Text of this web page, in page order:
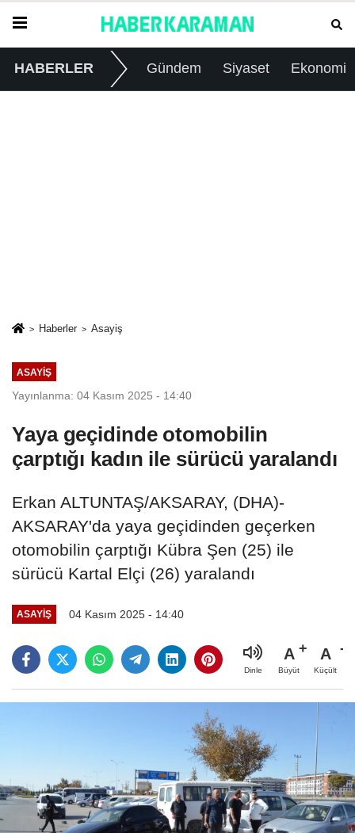
HABERLER Gündem Siyaset Ekonomi
Haberler Asayiş
ASAYIŞ
Yayınlanma: 04 Kasım 2025 - 14:40
Yaya geçidinde otomobilin
çarptığı kadın ile sürücü yaralandı
Erkan ALTUNTAŞ/AKSARAY, (DHA)-
AKSARAY'da yaya geçidinden geçerken
otomobilin çarptığı Kübra Şen (25) ile
sürücü Kartal Elçi (26) yaralandı
ASAYIŞ 04 Kasım 2025 - 14:40
Dinle
A
Büyüt
A
Küçült